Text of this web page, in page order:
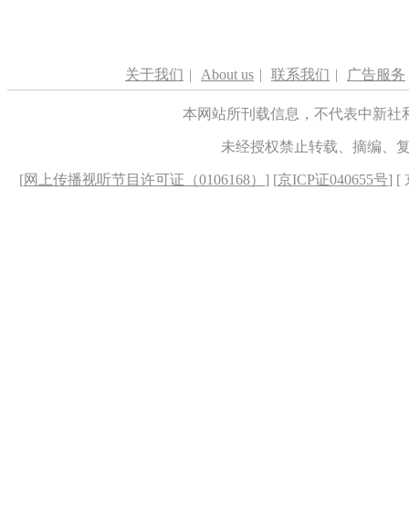
关于我们 | About us | 联系我们 | 广告服务
本网站所刊载信息，不代表中新
未经授权禁止转载、摘编、
[网上传播视听节目许可证（0106168） ] [京ICP证040655号] [